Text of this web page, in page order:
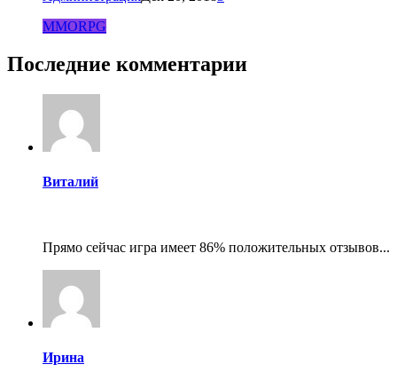
MMORPG
Последние комментарии
Виталий
Прямо сейчас игра имеет 86% положительных отзывов...
Ирина